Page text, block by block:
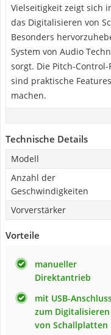
Vielseitigkeit zeigt sich
das Digitalisieren von
Besonders
System von Audio
sorgt. Die Pitch-
sind praktische
machen.
Technische Details
Modell
Anzahl der
Geschwindigkeiten
Vorverstärker
Vorteile
manueller
Direktantrieb
mit USB-
zum Digitalisieren
von Schallplatten